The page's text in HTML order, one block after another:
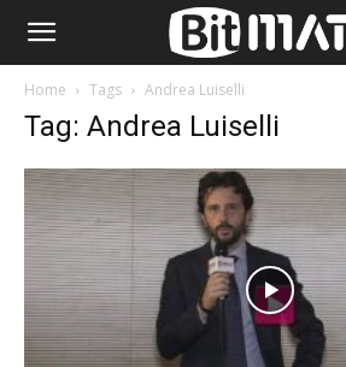
Home Tags Andrea Luiselli
Tag: Andrea Luiselli